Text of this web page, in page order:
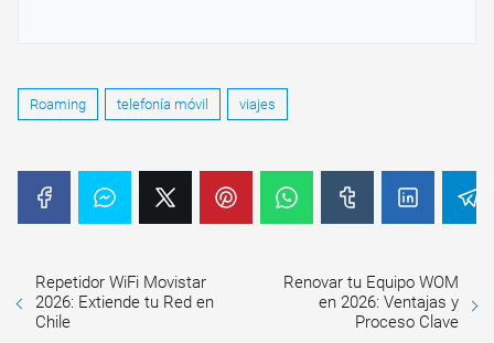
Roaming telefonía móvil viajes
Repetidor WiFi Movistar
2026: Extiende tu Red en
Chile
Renovar tu Equipo WOM
en 2026: Ventajas y
Proceso Clave